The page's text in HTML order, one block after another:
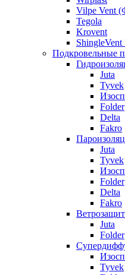
Vilpe Vent
Tegola
Krovent
ShingleVent
Подкровельные
Juta
Tyvek
Folder
Delta
Fakro
Juta
Tyvek
Folder
Delta
Fakro
Juta
Folder
Tyvek